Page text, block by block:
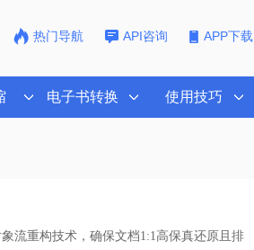
热门导航 API咨询 APP下载
电子书转换 使用技巧
流重构技术，确保文档1:1高保真还原且排